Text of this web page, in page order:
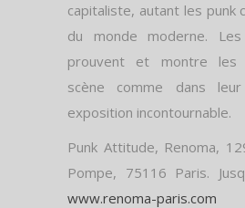
capitaliste, autant les punk
du monde moderne.
prouvent et montre les
scène comme dans
exposition incontournable.
Punk Attitude, Renoma,
Pompe, 75116 Paris.
www.renoma-paris.com